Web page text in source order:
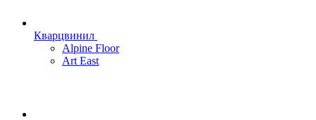
Кварцвинил
Alpine Floor
Art East